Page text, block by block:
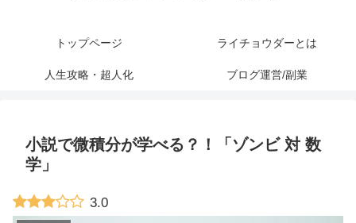
トップページ ライチョウダーとは
人生攻略・超人化 ブログ運営/副業
小説で微積分が学べる？！「ゾンビ 対 数
学」
3.0